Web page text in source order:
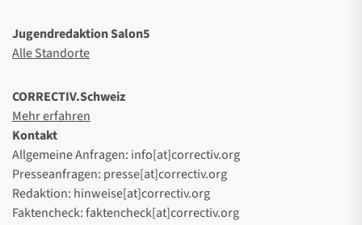
Jugendredaktion Salon5
Alle Standorte
CORRECTIV.Schweiz
Mehr erfahren
Kontakt
Allgemeine Anfragen: info[at]correctiv.org
Presseanfragen: presse[at]correctiv.org
Redaktion: hinweise[at]correctiv.org
Faktencheck: faktencheck[at]correctiv.org